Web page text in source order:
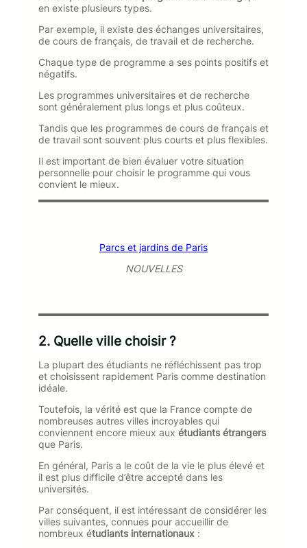
en existe plusieurs types.
Par exemple, il existe des échanges universitaires,
de cours de français, de travail et de recherche.
Chaque type de programme a ses points positifs et
négatifs.
Les programmes universitaires et de recherche
sont généralement plus longs et plus coûteux.
Tandis que les programmes de cours de français et
de travail sont souvent plus courts et plus flexibles.
Il est important de bien évaluer votre situation
personnelle pour choisir le programme qui vous
convient le mieux.
Parcs et jardins de Paris
NOUVELLES
2. Quelle ville choisir ?
La plupart des étudiants ne réfléchissent pas trop
et choisissent rapidement Paris comme destination
idéale.
Toutefois, la vérité est que la France compte de
nombreuses autres villes incroyables qui
conviennent encore mieux aux étudiants étrangers
que Paris.
En général, Paris a le coût de la vie le plus élevé et
il est plus difficile d’être accepté dans les
universités.
Par conséquent, il est intéressant de considérer les
villes suivantes, connues pour accueillir de
nombreux étudiants internationaux :